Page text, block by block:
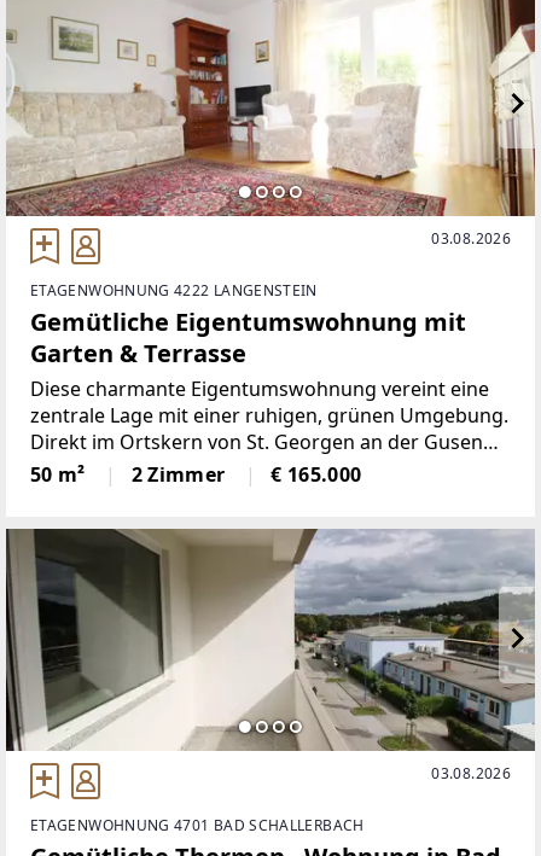
03.08.2026
ETAGENWOHNUNG 4222 LANGENSTEIN
Gemütliche Eigentumswohnung mit
Garten & Terrasse
Diese charmante Eigentumswohnung vereint eine
zentrale Lage mit einer ruhigen, grünen Umgebung.
Direkt im Ortskern von St. Georgen an der Gusen
gelegen und nur wenige Schritte von einem
wunderschönen Park entfernt, genießen Sie hier
50 m² 2 Zimmer € 165.000
03.08.2026
ETAGENWOHNUNG 4701 BAD SCHALLERBACH